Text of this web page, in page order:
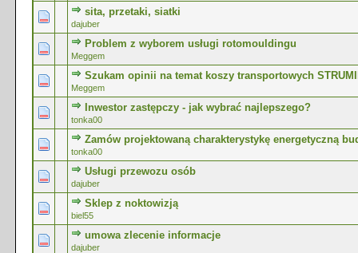
sita, przetaki, siatki
dajuber
0 głosów - średnia ocena: 0 na 5 gwiazdek
12345
Problem z wyborem usługi rotomouldingu
Meggem
0 głosów - średnia ocena: 0 na 5 gwiazdek
12345
Szukam opinii na temat koszy transportowych
Meggem
0 głosów - średnia ocena: 0 na 5 gwiazdek
1 23 45
Inwestor zastępczy - jak wybrać najlepszego?
tonka00
0 głosów - średnia ocena: 0 na 5 gwiazdek
1234 5
Zamów projektowaną charakterystykę energetyczną
tonka00
0 głosów - średnia ocena: 0 na 5 gwiazdek
12345
Usługi przewozu osób
dajuber
0 głosów - średnia ocena: 0 na 5 gwiazdek
12345
Sklep z noktowizją
biel55
0 głosów - średnia ocena: 0 na 5 gwiazdek
1234
umowa zlecenie informacje
dajuber
0 głosów - średnia ocena: 0 na 5 gwiazdek
12 345